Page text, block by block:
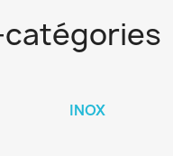
INOX